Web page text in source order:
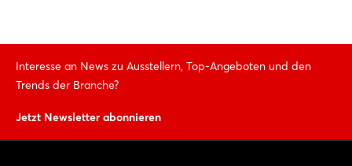
Interesse an News zu Ausstellern, Top-Angeboten und den
Trends der Branche?
Jetzt Newsletter abonnieren